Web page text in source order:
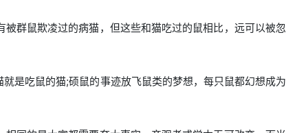
群鼠欺凌过的病猫，但这些和猫吃过的鼠相比，远可以被忽
是吃鼠的猫;硕鼠的事迹放飞鼠类的梦想，每只鼠都幻想成为